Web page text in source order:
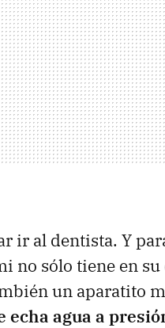
ir al dentista. Y
no sólo tiene en
un aparatito
agua a